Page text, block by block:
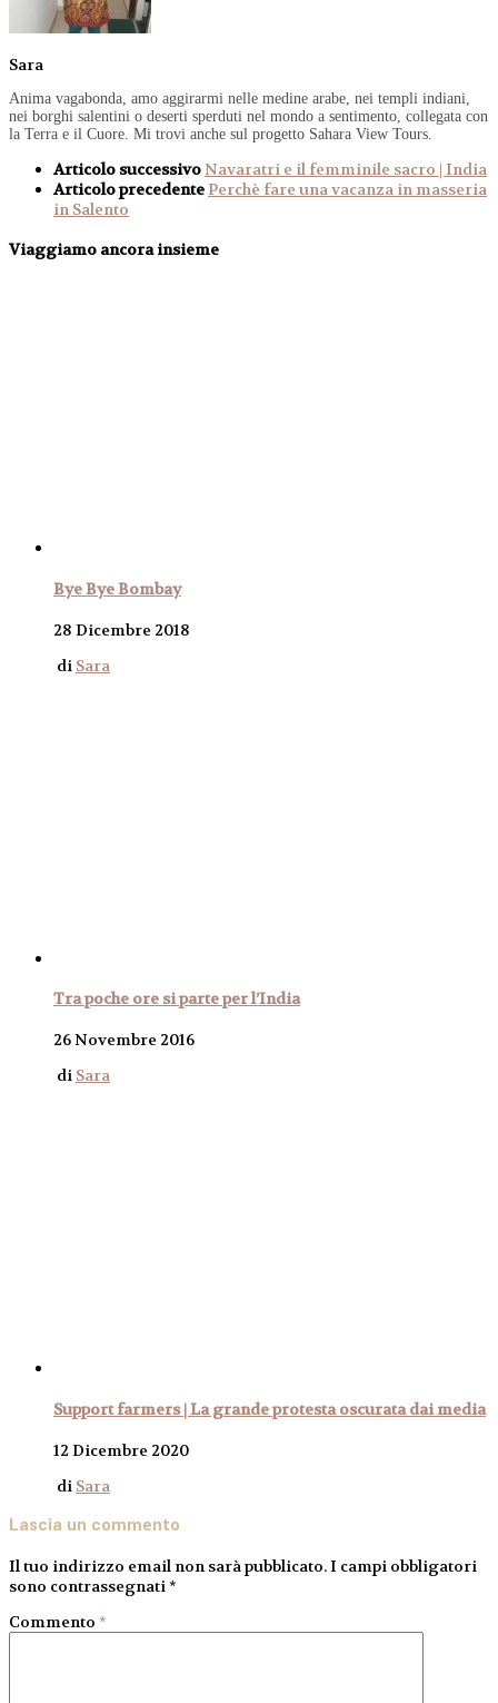
Sara
Anima vagabonda, amo aggirarmi nelle medine arabe, nei templi indiani,
nei borghi salentini o deserti sperduti nel mondo a sentimento, collegata con
la Terra e il Cuore. Mi trovi anche sul progetto Sahara View Tours.
Articolo successivoNavaratri e il femminile sacro | India
Articolo precedente Perchè fare una vacanza in masseria
in Salento
Viaggiamo ancora insieme
Bye Bye Bombay
28 Dicembre 2018
di Sara
Tra poche ore si parte per l’India
26 Novembre 2016
di Sara
Support farmers | La grande protesta oscurata dai media
12 Dicembre 2020
di Sara
Lascia un commento
Il tuo indirizzo email non sarà pubblicato.I campi obbligatori
sono contrassegnati*
Commento *